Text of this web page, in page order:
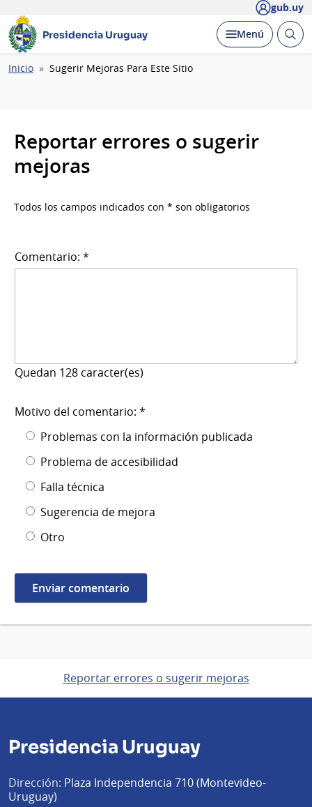
gub.uy
Presidencia Uruguay Desplegar
Menú Abrir
Ruta
Inicio Sugerir Mejoras Para Este Sitio
Reportar errores o sugerir
mejoras
Todos los campos indicados con * son obligatorios
Comentario: *
Quedan 128 caracter(es)
Motivo del comentario: *
Problemas con la información publicada
Problema de accesibilidad
Falla técnica
Sugerencia de mejora
Otro
Reportar errores o sugerir mejoras
Presidencia Uruguay
Dirección: Plaza Independencia 710 (Montevideo-
Uruguay)